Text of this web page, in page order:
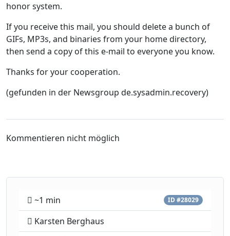
honor system.
If you receive this mail, you should delete a bunch of
GIFs, MP3s, and binaries from your home directory,
then send a copy of this e-mail to everyone you know.
Thanks for your cooperation.
(gefunden in der Newsgroup de.sysadmin.recovery)
Kommentieren nicht möglich
~1 min ID #28029
Karsten Berghaus